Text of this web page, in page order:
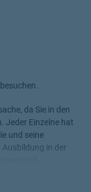
da Sie in den
Jeder Einzelne hat
und seine
Ausbildung in der
Experte für